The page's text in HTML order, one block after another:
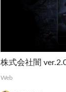
株式会社闇
Web